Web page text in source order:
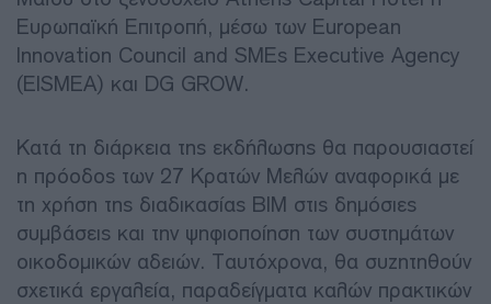
Ευρωπαϊκή Επιτροπή, μέσω των European
Innovation Council and SMEs Executive Agency
(EISMEA) και DG GROW.
Κατά τη διάρκεια της εκδήλωσης θα παρουσιαστεί
η πρόοδος των 27 Κρατών Μελών αναφορικά με
τη χρήση της διαδικασίας BIM στις δημόσιες
συμβάσεις και την ψηφιοποίηση των συστημάτων
οικοδομικών αδειών. Ταυτόχρονα, θα συζητηθούν
σχετικά εργαλεία, παραδείγματα καλών πρακτικών